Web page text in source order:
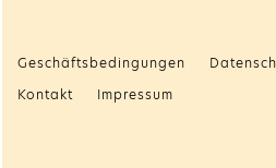
Geschäftsbedingungen
Kontakt
Impressum